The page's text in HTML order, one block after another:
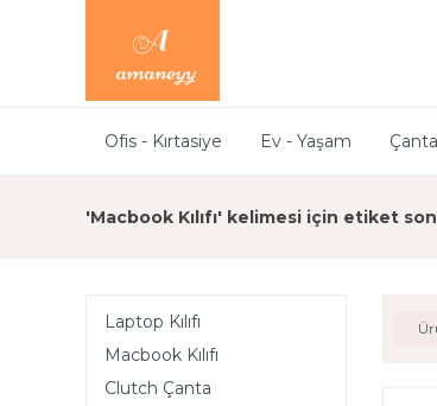
Ofis - Kırtasiye Ev - Yaşam
'Macbook Kılıfı' kelimesi için etiket
Laptop Kılıfı
Macbook Kılıfı
Clutch Çanta